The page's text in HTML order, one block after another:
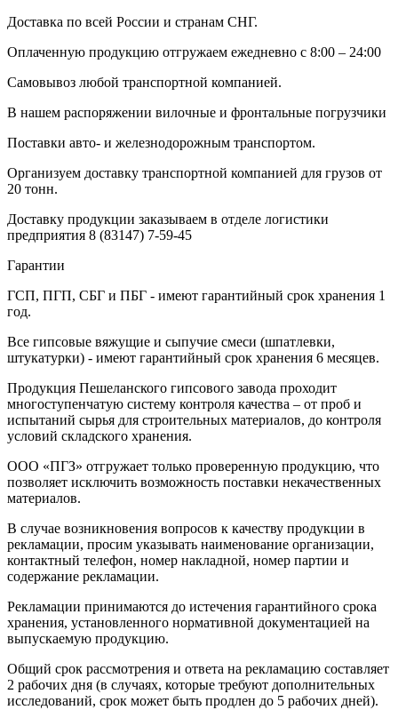
Доставка по всей России и странам СНГ.
Оплаченную продукцию отгружаем ежедневно с 8:00 – 24:00
Самовывоз любой транспортной компанией.
В нашем распоряжении вилочные и фронтальные погрузчики
Поставки авто- и железнодорожным транспортом.
Организуем доставку транспортной компанией для грузов от
20 тонн.
Доставку продукции заказываем в отделе логистики
предприятия 8 (83147) 7-59-45
Гарантии
ГСП, ПГП, СБГ и ПБГ - имеют гарантийный срок хранения 1
год.
Все гипсовые вяжущие и сыпучие смеси (шпатлевки,
штукатурки) - имеют гарантийный срок хранения 6 месяцев.
Продукция Пешеланского гипсового завода проходит
многоступенчатую систему контроля качества – от проб и
испытаний сырья для строительных материалов, до контроля
условий складского хранения.
ООО «ПГЗ» отгружает только проверенную продукцию, что
позволяет исключить возможность поставки некачественных
материалов.
В случае возникновения вопросов к качеству продукции в
рекламации, просим указывать наименование организации,
контактный телефон, номер накладной, номер партии и
содержание рекламации.
Рекламации принимаются до истечения гарантийного срока
хранения, установленного нормативной документацией на
выпускаемую продукцию.
Общий срок рассмотрения и ответа на рекламацию составляет
2 рабочих дня (в случаях, которые требуют дополнительных
исследований, срок может быть продлен до 5 рабочих дней).